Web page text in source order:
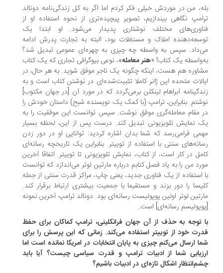
من در موردش خیلی فکر کردم اما اگر به کل زندگی‌نامه دونالد
نگاهی بیندازیم، تصویر پیچیده‌تری از نحوه استفاده او از
مختلف نوشتاری پدیدار می‌شود. او ابتدا یک
املاک و مستغلات بود، البته به تجارت پدرش ادامه
سپس به واسطه چه‌ چیزی به چهره‌ای عمومی تبدیل شد؟
یک کتاب! «هنر معامله»، نوعی بیوگرافی تجاری که یک کتاب
هم هست، اینکه چگونه یک تاجر موفق شوید. به هر حال، در
متحده این ژانر کاملا تثبیت‌شده‌ای در نوشتن کتاب است و به
آبراهام لینکلن برمی‌گردد که در مورد آن [در جهان مکتوب]
بنابراین، ترامپ (با کمک یک نویسنده شبح) داستان خودش را
مقام معامله‌گری موفق نوشت. سپس توانست این موفقیت را به
نمایش تلویزیونی تبدیل کند. درست پس از این، لحظه بسیار
فرامی‌رسد که شما بدان اشاره کردید: توانایی او در دور زدن
سنتی با استفاده از توییتر. بنابراین یک تاریخچه رسانه‌ای
در کار است، از کتاب، نمایش تلویزیونی تا توییتر. اتفاقا آخرین
من را به یاد فصل کتابم درباره مارتین لوتر می‌اندازد که توانست
استفاده از یک فناوری جدید، یعنی چاپ، مراکز قدرت سنتی از جمله
را دور بزند و مستقیما با جمعیت بیشتری ارتباط برقرار کند.
لوتر اولین پوپولیست رسانه‌ای بود. دونالد ترامپ آخرین نمونه
رسانه‌ای] است.
توجه به حذف از آن جهان فرانکلینی، ترامپ کماکان برای حفظ
خود از توییتر استفاده می‌کند. زمانی که این پرسش را برای
ارسال می‌کنم چیزی به پایان انتخابات در امریکا نمانده است اما
شما از ادبیات ترامپ و قدرت سیاسی چیست؟ آیا باید
اشکال تازه‌ای در ادبیات باشیم؟